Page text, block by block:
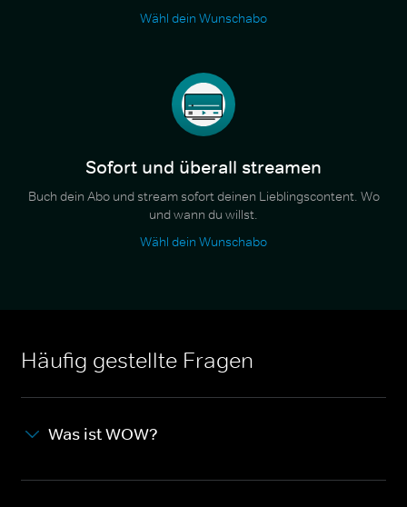
Wähl dein Wunschabo
Sofort und überall streamen
Buch dein Abo und stream sofort deinen Lieblingscontent. Wo
und wann du willst.
Wähl dein Wunschabo
Häufig gestellte Fragen
Was ist WOW?